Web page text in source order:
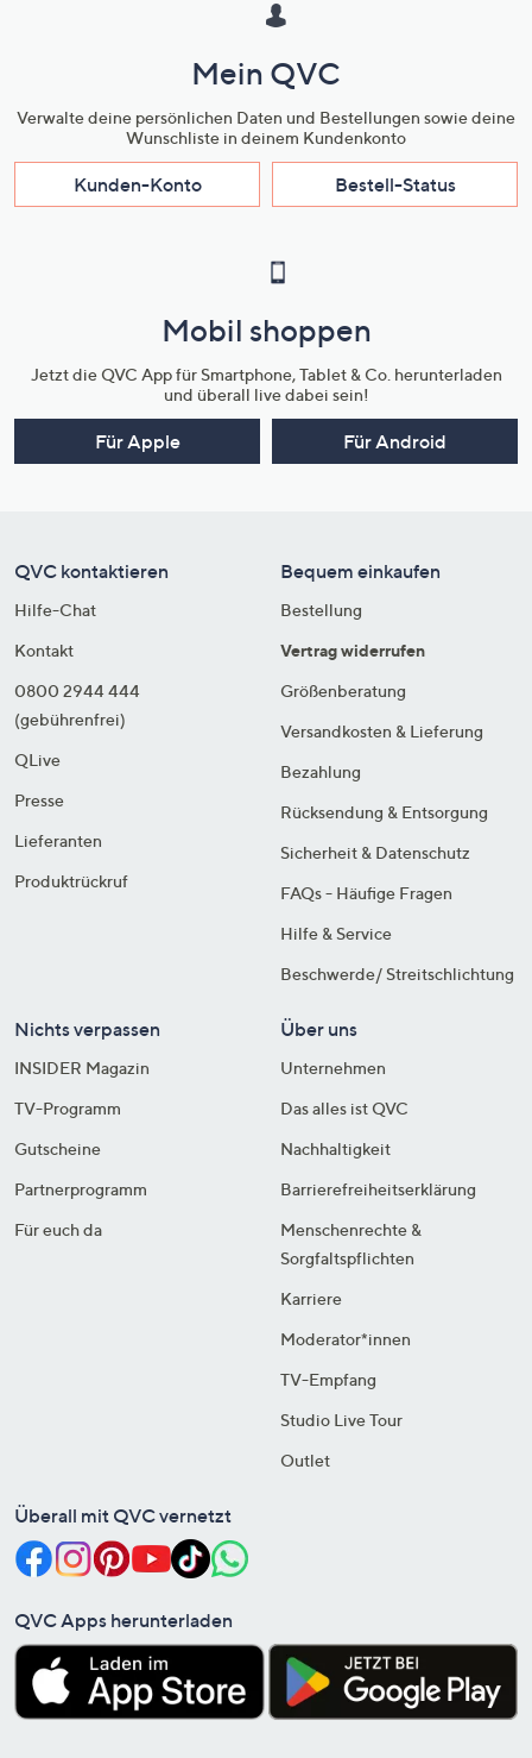
Mein QVC
Verwalte deine persönlichen Daten und Bestellungen sowie deine
Wunschliste in deinem Kundenkonto
Kunden-Konto Bestell-Status
Mobil shoppen
Jetzt die QVC App für Smartphone, Tablet & Co. herunterladen
und überall live dabei sein!
Für Apple Für Android
QVC kontaktieren
Hilfe-Chat
Kontakt
0800 2944 444
(gebührenfrei)
QLive
Presse
Lieferanten
Produktrückruf
Bequem einkaufen
Bestellung
Vertrag widerrufen
Größenberatung
Versandkosten & Lieferung
Bezahlung
Rücksendung & Entsorgung
Sicherheit & Datenschutz
FAQs - Häufige Fragen
Hilfe & Service
Beschwerde/ Streitschlichtung
Nichts verpassen
INSIDER Magazin
TV-Programm
Gutscheine
Partnerprogramm
Für euch da
Über uns
Unternehmen
Das alles ist QVC
Nachhaltigkeit
Barrierefreiheitserklärung
Menschenrechte &
Sorgfaltspflichten
Karriere
Moderator*innen
TV-Empfang
Studio Live Tour
Outlet
Überall mit QVC vernetzt
QVC Apps herunterladen